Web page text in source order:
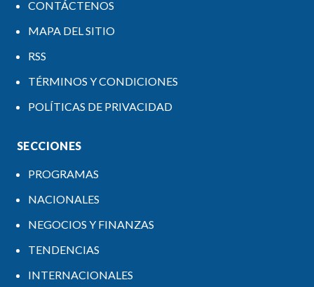
CONTÁCTENOS
MAPA DEL SITIO
RSS
TÉRMINOS Y CONDICIONES
POLÍTICAS DE PRIVACIDAD
SECCIONES
PROGRAMAS
NACIONALES
NEGOCIOS Y FINANZAS
TENDENCIAS
INTERNACIONALES